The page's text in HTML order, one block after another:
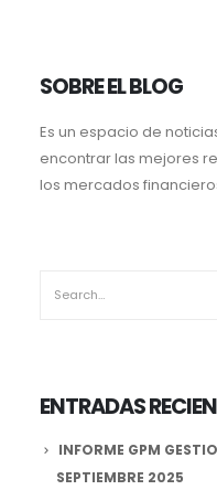
SOBRE EL BLOG
Es un espacio de
encontrar las mejores
los mercados
ENTRADAS
INFORME GPM
SEPTIEMBRE 2025